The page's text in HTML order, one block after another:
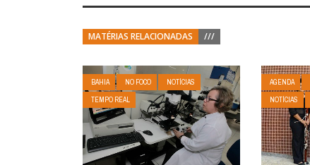
MATÉRIAS RELACIONADAS ///
BAHIA NO FOCO
NOTÍCIAS
TEMPO REAL
AGENDA
NOTÍCIAS